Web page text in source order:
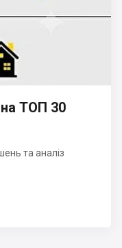
ТОП 30
та аналіз